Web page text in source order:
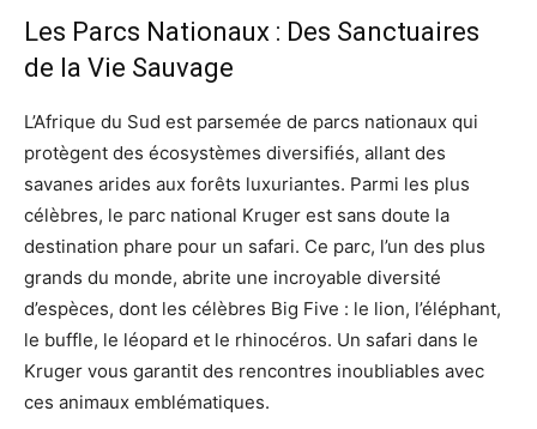
Les Parcs Nationaux : Des Sanctuaires
de la Vie Sauvage
L’Afrique du Sud est parsemée de parcs nationaux qui
protègent des écosystèmes diversifiés, allant des
savanes arides aux forêts luxuriantes. Parmi les plus
célèbres, le parc national Kruger est sans doute la
destination phare pour un safari. Ce parc, l’un des plus
grands du monde, abrite une incroyable diversité
d’espèces, dont les célèbres Big Five : le lion, l’éléphant,
le buffle, le léopard et le rhinocéros. Un safari dans le
Kruger vous garantit des rencontres inoubliables avec
ces animaux emblématiques.